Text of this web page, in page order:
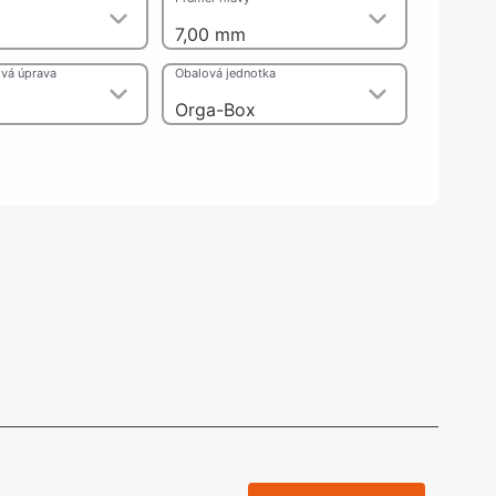
nohy, Nábytkové nohy a
nastavení
kování
kluzáky a kolečka
7,00 mm
úprava
Orga-Box
Obalová jednotka